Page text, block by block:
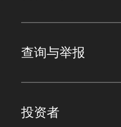
查询与举报
投资者